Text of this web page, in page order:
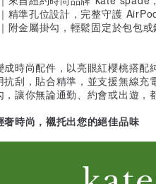
精準孔位設計，完整守護
附金屬掛勾，輕鬆固定於包包
成時尚配件，以亮眼紅櫻桃搭配
刮，貼合精準，並支援無線充
讓你無論通勤、約會或出遊，
奢時尚，襯托出您的絕佳品味